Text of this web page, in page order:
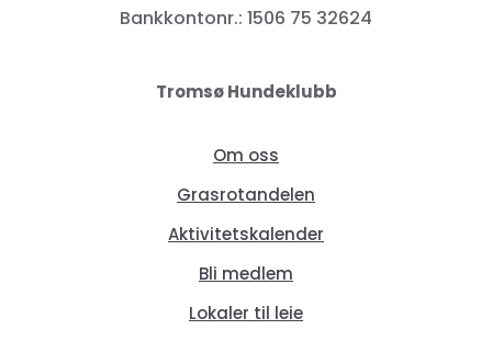
Bankkontonr.: 1506 75 32624
Tromsø Hundeklubb
Om oss
Grasrotandelen
Aktivitetskalender
Bli medlem
Lokaler til leie